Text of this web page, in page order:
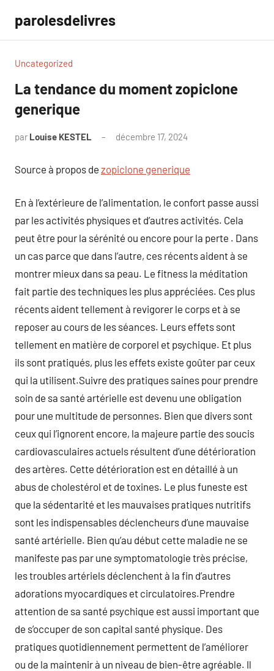
contenu
parolesdelivres
Uncategorized
La tendance du moment zopiclone
generique​
par Louise KESTEL décembre 17, 2024
Source à propos de zopiclone generique​
En à l’extérieure de l’alimentation, le confort passe aussi
par les activités physiques et d’autres activités. Cela
peut être pour la sérénité ou encore pour la perte . Dans
un cas parce que dans l’autre, ces récents aident à se
montrer mieux dans sa peau. Le fitness la méditation
fait partie des techniques les plus appréciées. Ces plus
récents aident tellement à revigorer le corps et à se
reposer au cours de les séances. Leurs effets sont
tellement en matière de corporel et psychique. Et plus
ils sont pratiqués, plus les effets existe goûter par ceux
qui la utilisent.Suivre des pratiques saines pour prendre
soin de sa santé artérielle est devenu une obligation
pour une multitude de personnes. Bien que divers sont
ceux qui l’ignorent encore, la majeure partie des soucis
cardiovasculaires actuels résultent d’une détérioration
des artères. Cette détérioration est en détaillé à un
abus de cholestérol et de toxines. Le plus funeste est
que la sédentarité et les mauvaises pratiques nutritifs
sont les indispensables déclencheurs d’une mauvaise
santé artérielle. Bien qu’au début cette maladie ne se
manifeste pas par une symptomatologie très précise,
les troubles artériels déclenchent à la fin d’autres
adorations myocardiques et circulatoires.Prendre
attention de sa santé psychique est aussi important que
de s’occuper de son capital santé physique. Des
pratiques quotidiennement permettent de l’améliorer
ou de la maintenir à un niveau de bien-être agréable. Il